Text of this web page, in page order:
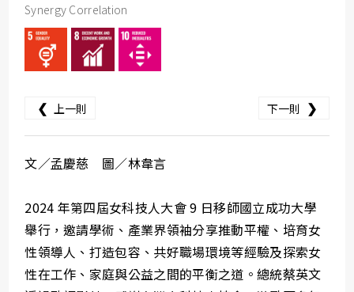
Synergy Correlation
❮ 上一則 下一則 ❯
文／孟慶慈 圖／林韋言
2024 年第四屆女科技人大會 9 日移師國立成功大學
舉行，邀請學術、產業界領袖分享推動平權、培育女
性領導人、打造包容、共好職場環境等經驗及探索女
性在工作、家庭與公益之間的平衡之道。總統蔡英文